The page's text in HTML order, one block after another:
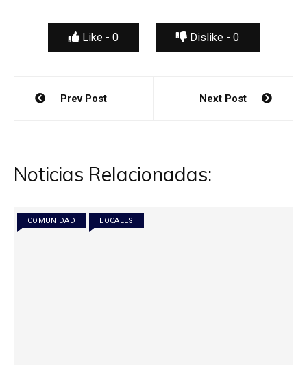
Like - 0 Dislike - 0
Navegación
Prev Post Next Post
Noticias Relacionadas:
COMUNIDAD LOCALES